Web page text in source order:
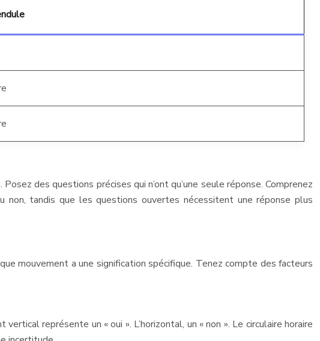
des questions précises qui n’ont qu’une seule réponse. Comprenez
tandis que les questions ouvertes nécessitent une réponse plus
mouvement a une signification spécifique. Tenez compte des facteurs
représente un « oui ». L’horizontal, un « non ». Le circulaire horaire